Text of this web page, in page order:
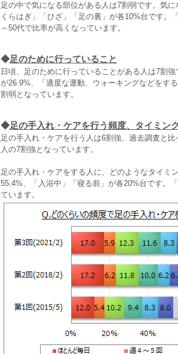
足の中で気になる部位がある人は7割弱です。気
くらはぎ」「ひざ」「足の裏」が各10%台です。
～50代で比率が高くなっています。
◆足のために行っていること
日頃、足のために行っていることがある人は7割
が26.9%、「適度な運動、ウォーキングなどをす
割弱となっています。
◆足の手入れ・ケアを行う頻度、タイミン
足の手入れ・ケアを行う人は6割強、過去調査と
人の7割強となっています。
足の手入れ・ケアをする人に、どのようなタイミ
55.4%、「入浴中」「寝る前」が各20%台です。
ています。